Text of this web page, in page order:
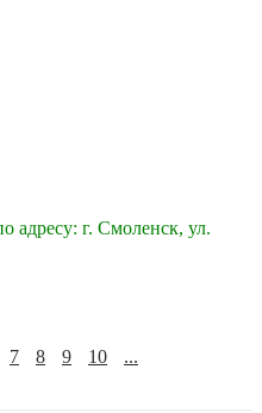
адресу: г. Смоленск, ул.
7 8 9 10 ...